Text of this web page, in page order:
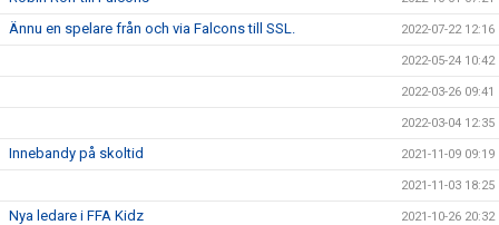
Ännu en spelare från och via Falcons till SSL. 2022-07-22 12:16
2022-05-24 10:42
2022-03-26 09:41
2022-03-04 12:35
Innebandy på skoltid 2021-11-09 09:19
2021-11-03 18:25
Nya ledare i FFA Kidz 2021-10-26 20:32